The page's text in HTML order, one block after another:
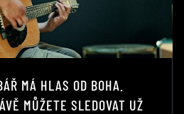
MÁ HLAS OD BOHA.
MŮŽETE SLEDOVAT UŽ